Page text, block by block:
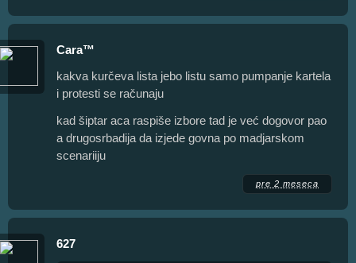
Cara™
kakva kurčeva lista jebo listu samo pumpanje kartela
i protesti se računaju
kad šiptar aca raspiše izbore tad je već dogovor pao
a drugosrbadija da izjede govna po madjarskom
scenariiju
pre 2 meseca
627